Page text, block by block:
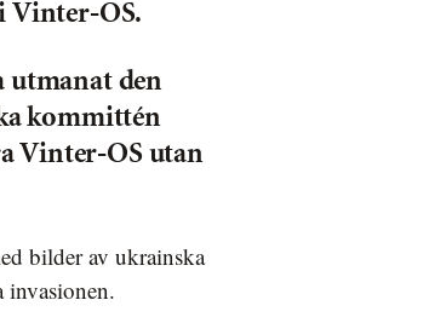
Vinter-OS.
utmanat den
kommittén
Vinter-OS utan
invasionen.